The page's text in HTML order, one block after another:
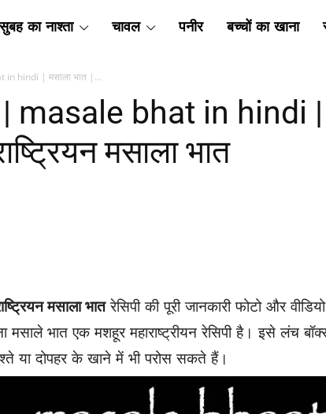
का नाश्ता चावल पनीर बच्चों का खाना
in hindi | मसाला भात |...
| masale bhat in hindi |
मसाला भात
मसाला भातरेसिपी की पूरी जानकारी फोटो और
मसाले भात एक मशहूर महाराष्ट्रीयन रेसिपी है। इसे लंच
या दोपहर के खाने में भी परोस सकते हैं।